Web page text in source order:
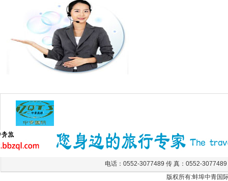
电话：0552-3077489 传 真：0552-
版权所有:蚌埠中青国